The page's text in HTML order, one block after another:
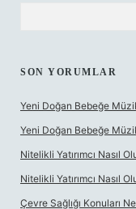
SON YORUMLAR
Yeni Doğan Bebeğe
Yeni Doğan Bebeğe
Nitelikli Yatırımcı Nasıl
Nitelikli Yatırımcı Nasıl
Çevre Sağlığı Konuları